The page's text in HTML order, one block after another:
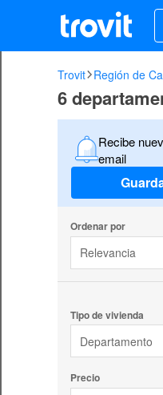
Trovit Región de
6
Recibe
email
Ordenar por
Relevancia
Tipo de vivienda
Departamento
Precio